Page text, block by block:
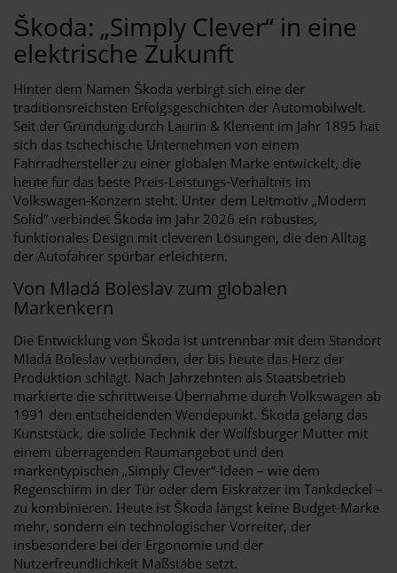
Škoda: „Simply Clever“ in eine
elektrische Zukunft
Hinter dem Namen Škoda verbirgt sich eine der
traditionsreichsten Erfolgsgeschichten der Automobilwelt.
Seit der Gründung durch Laurin & Klement im Jahr 1895 hat
sich das tschechische Unternehmen von einem
Fahrradhersteller zu einer globalen Marke entwickelt, die
heute für das beste Preis-Leistungs-Verhältnis im
Volkswagen-Konzern steht. Unter dem Leitmotiv „Modern
Solid“ verbindet Škoda im Jahr 2026 ein robustes,
funktionales Design mit cleveren Lösungen, die den Alltag
der Autofahrer spürbar erleichtern.
Von Mladá Boleslav zum globalen
Markenkern
Die Entwicklung von Škoda ist untrennbar mit dem Standort
Mladá Boleslav verbunden, der bis heute das Herz der
Produktion schlägt. Nach Jahrzehnten als Staatsbetrieb
markierte die schrittweise Übernahme durch Volkswagen ab
1991 den entscheidenden Wendepunkt. Škoda gelang das
Kunststück, die solide Technik der Wolfsburger Mutter mit
einem überragenden Raumangebot und den
markentypischen „Simply Clever“-Ideen – wie dem
Regenschirm in der Tür oder dem Eiskratzer im Tankdeckel –
zu kombinieren. Heute ist Škoda längst keine Budget-Marke
mehr, sondern ein technologischer Vorreiter, der
insbesondere bei der Ergonomie und der
Nutzerfreundlichkeit Maßstäbe setzt.